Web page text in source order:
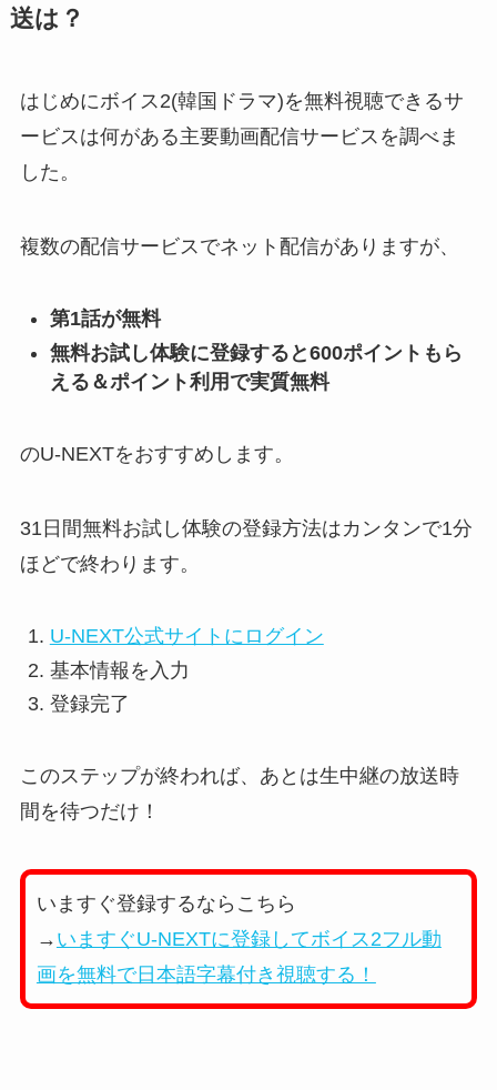
送は？
はじめにボイス2(韓国ドラマ)を無料視聴できるサ
ービスは何がある主要動画配信サービスを調べま
した。
複数の配信サービスでネット配信がありますが、
第1話が無料
無料お試し体験に登録すると600ポイントもら
える＆ポイント利用で実質無料
のU-NEXTをおすすめします。
31日間無料お試し体験の登録方法はカンタンで1分
ほどで終わります。
U-NEXT公式サイトにログイン
基本情報を入力
登録完了
このステップが終われば、あとは生中継の放送時
間を待つだけ！
いますぐ登録するならこちら
→ いますぐU-NEXTに登録してボイス2フル動
画を無料で日本語字幕付き視聴する！